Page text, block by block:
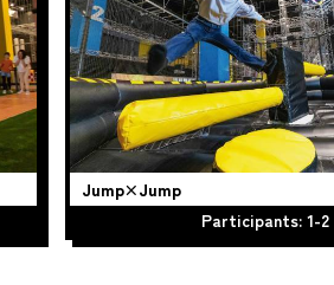
Jump×Jump
Participants: 1-2